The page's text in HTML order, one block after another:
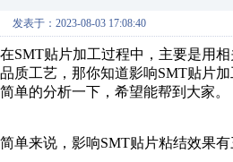
发表于：2023-08-03 17:08:40
在SMT贴片加工过程中，主要是用
品质工艺，那你知道影响SMT贴片
简单的分析一下，希望能帮到大家。
简单来说，影响SMT贴片粘结效果